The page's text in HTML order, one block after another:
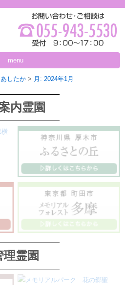
menu
したか > 月: 2024年1月
内霊園
理霊園